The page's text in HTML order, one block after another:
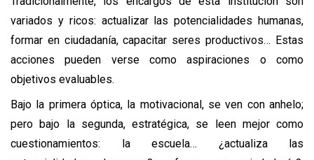
variados y ricos: actualizar las potencialidades humanas,
formar en ciudadanía, capacitar seres productivos… Estas
acciones pueden verse como aspiraciones o como
objetivos evaluables.
Bajo la primera óptica, la motivacional, se ven con anhelo;
pero bajo la segunda, estratégica, se leen mejor como
cuestionamientos: la escuela… ¿actualiza las